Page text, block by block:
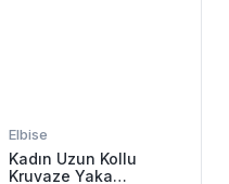
Elbise
Kadın Uzun Kollu
Kruvaze Yaka